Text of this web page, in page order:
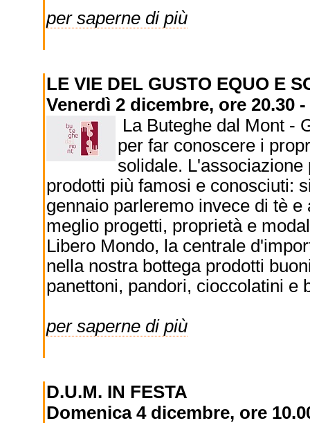
per saperne di più
LE VIE DEL GUSTO EQUO E
Venerdì 2 dicembre, ore 20.30
La Buteghe dal Mont -
per far conoscere i
solidale.
prodotti più famosi e conosciuti:
gennaio parleremo invece di tè
meglio progetti, proprietà e
Libero Mondo, la centrale
nella nostra bottega prodotti
panettoni, pandori, cioccolatini e
per saperne di più
D.U.M. IN FESTA
Domenica 4 dicembre, ore